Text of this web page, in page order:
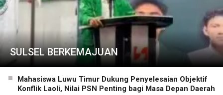
SULSEL BERKEMAJUAN
Mahasiswa Luwu Timur Dukung Penyelesaian Objektif
Konflik Laoli, Nilai PSN Penting bagi Masa Depan Daerah